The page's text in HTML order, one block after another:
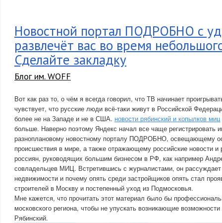
Новостной портал ПОДРОБНО с
развлечёт вас во время
Сделайте закладку
Блог им. WOFF
Вот как раз то, о чём я всегда говорил, что ТВ начинает
чувствует, что русские люди всё-таки живут в Российской
более не на Западе и не в США. новости рябинский и копылков миц
больше. Наверно поэтому Яндекс начал все чаще регистрировать
разноплановому новостному порталу ПОДРОБНО, освещающему
происшествия в мире, а также отражающему российские новости
россиян, руководящих большим бизнесом в РФ, как например
совладельцев МИЦ. Встретившись с журналистами, он
недвижимости и почему опять среди застройщиков опять стал
строителей в Москву и постепенный уход из Подмосковья.
Мне кажется, что прочитать этот материал было бы
московского региона, чтобы не упускать возникающие возможности
Рябинский.